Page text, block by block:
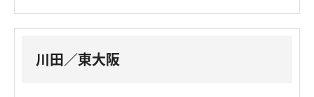
川田／東大阪